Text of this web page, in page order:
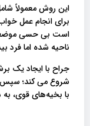
این روش معمولاً
برای انجام عمل
است بی حسی
ناحیه شده اما فرد
جراح با ایجاد یک
شروع می کند؛ سپس
با بخیه‌های قوی،